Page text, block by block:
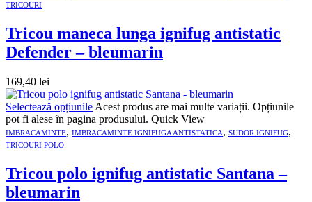
TRICOURI
Tricou maneca lunga ignifug antistatic
Defender – bleumarin
169,40 lei
Selectează opțiunile Acest produs are mai multe variații. Opțiunile
pot fi alese în pagina produsului. Quick View
IMBRACAMINTE, IMBRACAMINTE IGNIFUGA ANTISTATICA, SUDOR IGNIFUG,
TRICOURI POLO
Tricou polo ignifug antistatic Santana –
bleumarin